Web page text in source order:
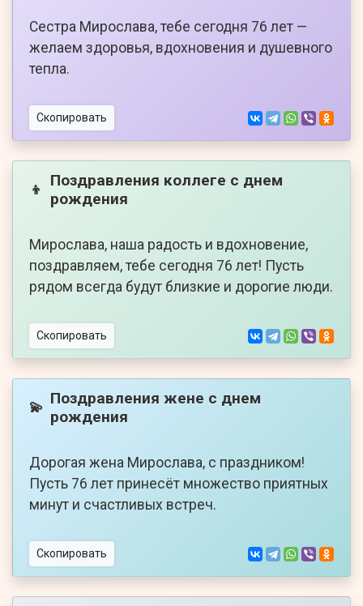
Сестра Мирослава, тебе сегодня 76 лет —
желаем здоровья, вдохновения и душевного
тепла.
Скопировать
👦
Поздравления коллеге с днем
рождения
Мирослава, наша радость и вдохновение,
поздравляем, тебе сегодня 76 лет! Пусть
рядом всегда будут близкие и дорогие люди.
Скопировать
💫 Поздравления жене с днем
рождения
Дорогая жена Мирослава, с праздником!
Пусть 76 лет принесёт множество приятных
минут и счастливых встреч.
Скопировать